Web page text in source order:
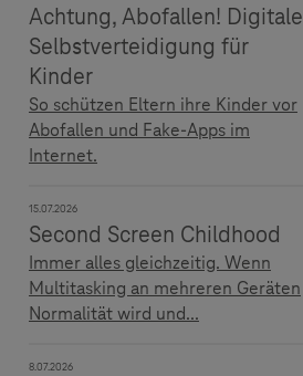
Achtung, Abofallen! Digitale
Selbstverteidigung für
Kinder
So schützen Eltern ihre Kinder vor
Abofallen und Fake-Apps im
Internet.
15.07.2026
Second Screen Childhood
Immer alles gleichzeitig. Wenn
Multitasking an mehreren Geräten
Normalität wird und...
8.07.2026